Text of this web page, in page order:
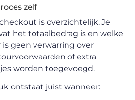
zelf
is overzichtelijk. Je
het totaalbedrag is en welke
is geen verwarring over
of extra
worden toegevoegd.
ontstaat juist wanneer: